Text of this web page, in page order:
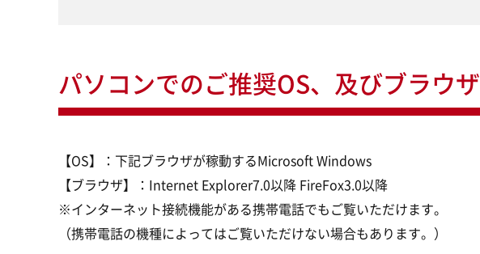
パソコンでのご推奨OS、及びブラウザ
【OS】：下記ブラウザが稼動するMicrosoft Windows
【ブラウザ】：Internet Explorer7.0以降 FireFox3.0以降
※インターネット接続機能がある携帯電話でもご覧いただけます。
（携帯電話の機種によってはご覧いただけない場合もあります。）